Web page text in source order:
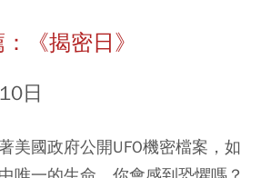
《揭密日》
日
美國政府公開UFO機密檔案，如